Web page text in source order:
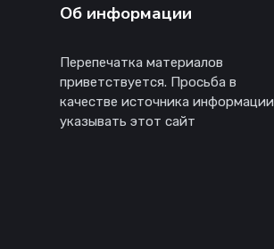
Об информации
Перепечатка материалов
приветствуется. Просьба в
качестве источника информации
указывать этот сайт